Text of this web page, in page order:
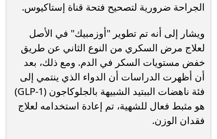
الجراحة ضرورية لتصحيح فتحة قناة إستاكيوس.
ويشار إلى أنه تم تطوير "أوزمبيك" في الأصل
لعلاج مرض السكري من النوع الثاني عن طريق
خفض مستويات السكر في الدم. ومع ذلك، بعد
أن أظهرت الدراسات أن الدواء الذي ينتمي إلى
فئة ناهضات الببتيد الشبيهة بالجلوكاجون (GLP-1)
هو مثبط فعال للشهية، تم إعادة استخدامه لعلاج
فقدان الوزن.